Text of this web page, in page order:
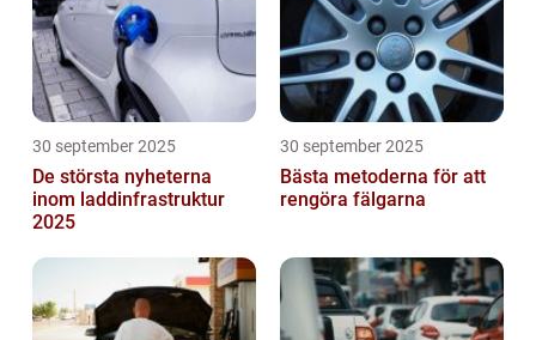
30 september 2025
De största nyheterna
inom laddinfrastruktur
2025
30 september 2025
Bästa metoderna för att
rengöra fälgarna